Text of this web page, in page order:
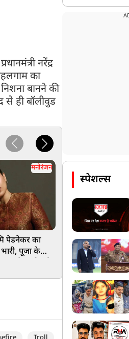
नरेंद्र
का
बानने की
से ही बॉलीवुड
मनोरंजन
पेडनेकर का
पूजा के
झारखंड छात्र
मिला इमरान खान और
सोनाक्षी सिन्हा का
जेपीएससी-जेएसएससी
पर उठाई आवाज
स्पेशल्स